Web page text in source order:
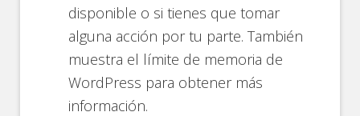
disponible o si tienes que tomar
alguna acción por tu parte. También
muestra el límite de memoria de
WordPress para obtener más
información.